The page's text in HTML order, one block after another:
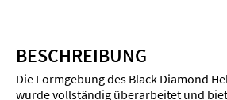
BESCHREIBUNG
Die Formgebung des Black Diamond
wurde vollständig überarbeitet und